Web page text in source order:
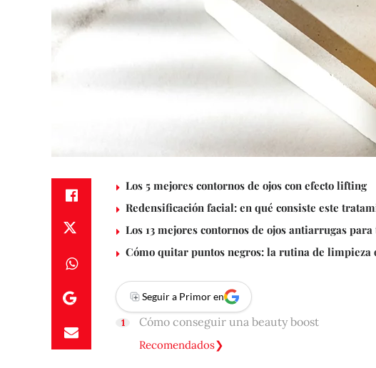
Los 5 mejores contornos de ojos con efecto lifting
Redensificación facial: en qué consiste este
Los 13 mejores contornos de ojos antiarrugas
Cómo quitar puntos negros: la rutina de limpieza
Seguir a Primor en
Cómo conseguir una beauty boost
Recomendados